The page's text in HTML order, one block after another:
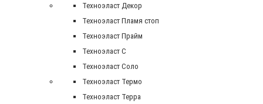
Техноэласт Декор
Техноэласт Пламя стоп
Техноэласт Прайм
Техноэласт С
Техноэласт Соло
Техноэласт Термо
Техноэласт Терра